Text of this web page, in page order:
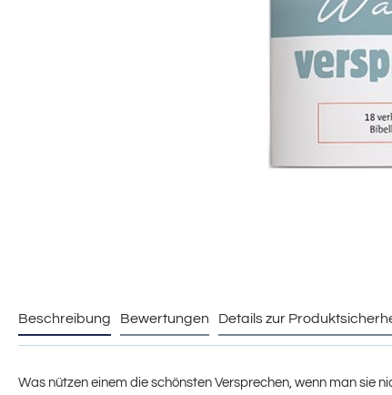
Beschreibung Bewertungen Details zur
Was nützen einem die schönsten Versprechen, wenn man sie